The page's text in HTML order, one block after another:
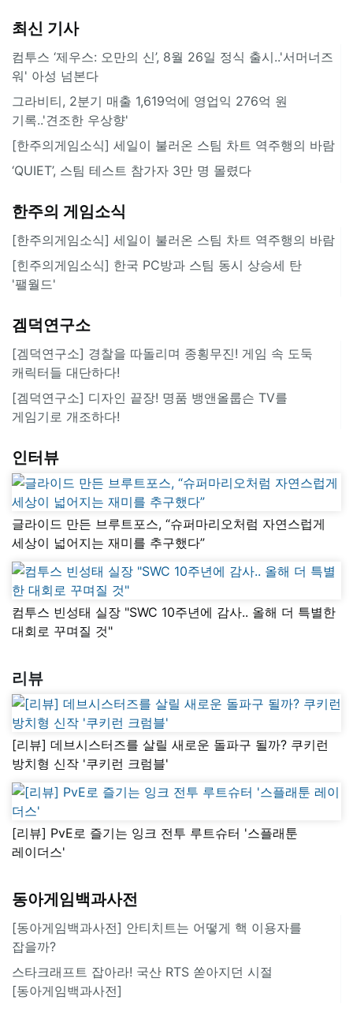
최신 기사
컴투스 ‘제우스: 오만의 신’, 8월 26일 정식 출시..'서머너즈
워' 아성 넘본다
그라비티, 2분기 매출 1,619억에 영업익 276억 원
기록..'견조한 우상향'
[한주의게임소식] 세일이 불러온 스팀 차트 역주행의 바람
‘QUIET’, 스팀 테스트 참가자 3만 명 몰렸다
한주의 게임소식
[한주의게임소식] 세일이 불러온 스팀 차트 역주행의 바람
[힌주의게임소식] 한국 PC방과 스팀 동시 상승세 탄
'팰월드'
겜덕연구소
[겜덕연구소] 경찰을 따돌리며 종횡무진! 게임 속 도둑
캐릭터들 대단하다!
[겜덕연구소] 디자인 끝장! 명품 뱅앤올룹슨 TV를
게임기로 개조하다!
인터뷰
글라이드 만든 브루트포스, “슈퍼마리오처럼 자연스럽게
세상이 넓어지는 재미를 추구했다”
컴투스 빈성태 실장 "SWC 10주년에 감사.. 올해 더 특별한
대회로 꾸며질 것"
리뷰
[리뷰] 데브시스터즈를 살릴 새로운 돌파구 될까? 쿠키런
방치형 신작 '쿠키런 크럼블'
[리뷰] PvE로 즐기는 잉크 전투 루트슈터 '스플래툰
레이더스'
동아게임백과사전
[동아게임백과사전] 안티치트는 어떻게 핵 이용자를
잡을까?
스타크래프트 잡아라! 국산 RTS 쏟아지던 시절
[동아게임백과사전]